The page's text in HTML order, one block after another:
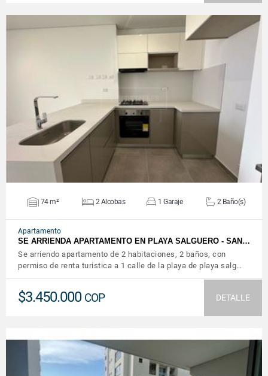
VER DETALLES
74 m² 2 Alcobas 1 Garaje 2 Baño(s)
Apartamento
SE ARRIENDA APARTAMENTO EN PLAYA SALGUERO - SAN…
Se arriendo apartamento de 2 habitaciones, 2 baños, con
permiso de renta turistica a 1 calle de la playa de playa salg…
$3.450.000 COP DETALLE